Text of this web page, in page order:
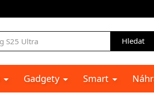
Hledat
Gadgety Smart